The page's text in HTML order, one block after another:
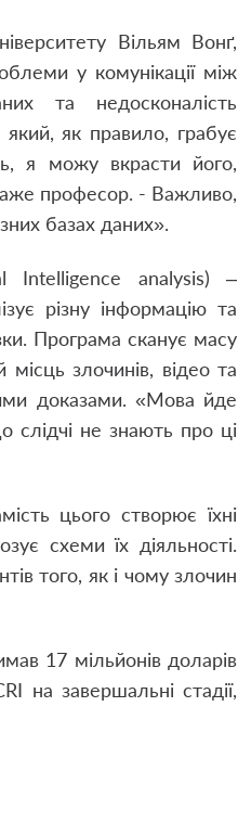
Вільям Вонґ,
у комунікації між
та недосконалість
як правило, грабує
я можу вкрасти його,
професор. - Важливо,
базах даних».
Intelligence analysis) –
різну інформацію та
Програма сканує масу
місць злочинів, відео та
доказами. «Мова йде
не знають про ці
цього створює їхні
схеми їх діяльності.
того, як і чому злочин
17 мільйонів доларів
на завершальні стадії,